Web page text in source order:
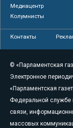
Медиацентр
Колумнисты
Контакты
© «Парламентская
Электронное
«Парламентская
Федеральной службе
связи,
массовых